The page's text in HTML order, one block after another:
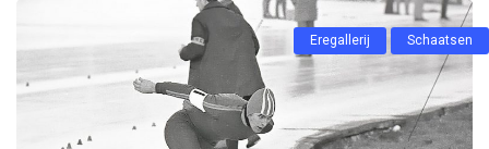
Eregallerij Schaatsen